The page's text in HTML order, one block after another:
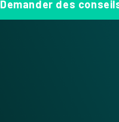
Demander des